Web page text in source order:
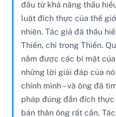
đầu từ khả năng thấu
luật đích thực của thế
nhiên. Tác giả đã thấu
Thiền, chỉ trong Thiền.
nắm được các bí mật
những lời giải đáp của
chính mình – và ông đã
pháp đúng đắn đích
bản thân ông rất cần.